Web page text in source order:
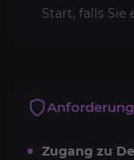
Start, falls Sie
Zugang zu